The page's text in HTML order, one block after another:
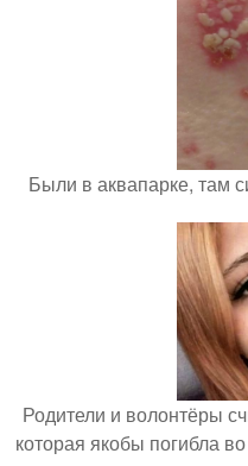
Были в аквапарке, там
Родители и волонтёры
которая якобы погибла